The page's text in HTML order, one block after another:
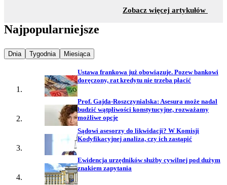
Zobacz więcej artykułów
Najpopularniejsze
Najpopularniejsze wiadomości z
Dnia Najpopularniejsze wiadomości z
Tygodnia Najpopularniejsze wiadomości z
Miesiąca
Ustawa frankowa już obowiązuje. Pozew bankowi
doręczony, rat kredytu nie trzeba płacić
Prof. Gajda-Roszczynialska: Asesura może nadal
budzić wątpliwości konstytucyjne, rozważamy
możliwe opcje
Sądowi asesorzy do likwidacji? W Komisji
Kodyfikacyjnej analiza, czy ich zastąpić
Ewidencja urzędników służby cywilnej pod dużym
znakiem zapytania